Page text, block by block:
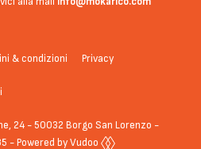
& condizioni Privacy
24 - 50032 Borgo San Lorenzo -
- Powered by Vudoo